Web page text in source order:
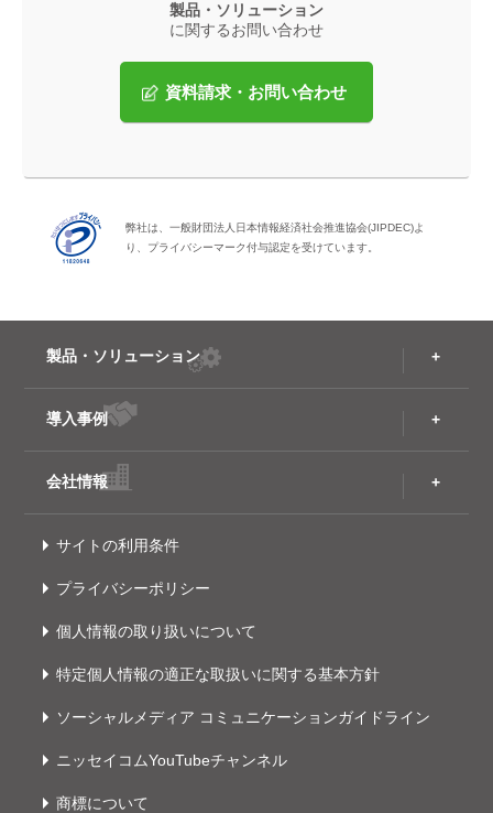
製品・ソリューション
に関するお問い合わせ
資料請求・お問い合わせ
弊社は、一般財団法人日本情報経済社会推進協会(JIPDEC)よ
り、プライバシーマーク付与認定を受けています。
製品・ソリューション
導入事例
会社情報
サイトの利用条件
プライバシーポリシー
個人情報の取り扱いについて
特定個人情報の適正な取扱いに関する基本方針
ソーシャルメディア コミュニケーションガイドライン
ニッセイコムYouTubeチャンネル
商標について